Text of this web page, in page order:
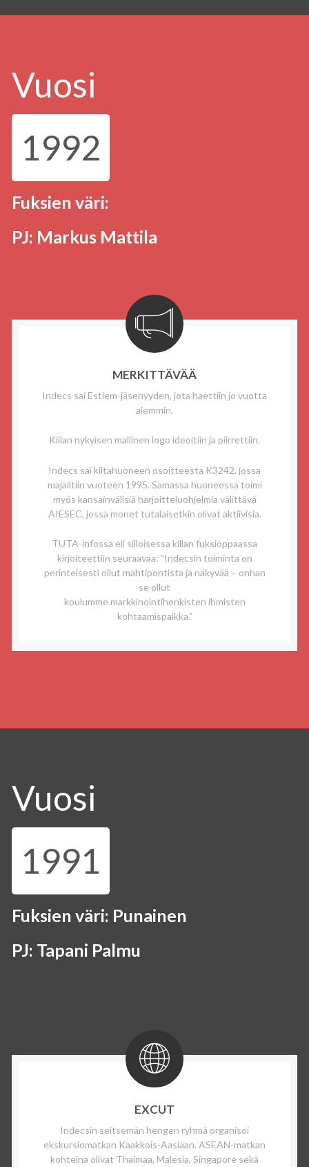
Vuosi
1992
Fuksien väri:
PJ: Markus Mattila
MERKITTÄVÄÄ
Indecs sai Estiem-jäsenyyden, jota haettiin jo vuotta
aiemmin.
Kiilan nykyisen mallinen logo ideoitiin ja piirrettiin.
Indecs sai kiltahuoneen osoitteesta K3242, jossa
majailtiin vuoteen 1995. Samassa huoneessa toimi
myös kansainvälisiä harjoitteluohjelmia välittävä
AIESEC, jossa monet tutalaisetkin olivat aktiivisia.
TUTA-infossa eli silloisessa killan fuksioppaassa
kirjoiteettiin seuraavaa: ”Indecsin toiminta on
perinteisesti ollut mahtipontista ja näkyvää – onhan
se ollut
koulumme markkinointihenkisten ihmisten
kohtaamispaikka.”
Vuosi
1991
Fuksien väri: Punainen
PJ: Tapani Palmu
EXCUT
Indecsin seitsemän hengen ryhmä organisoi
ekskursiomatkan Kaakkois-Aasiaan. ASEAN-matkan
kohteina olivat Thaimaa, Malesia, Singapore sekä